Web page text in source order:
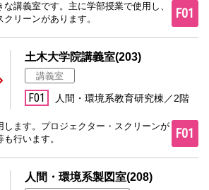
講義室です。主に学部授業で使用し、
リーンがあります。
F01
土木大学院講義室(203)
講義室
F01 人間・環境系教育研究棟／2階
します。プロジェクター・スクリーンが
行います。
F01
人間・環境系製図室(208)